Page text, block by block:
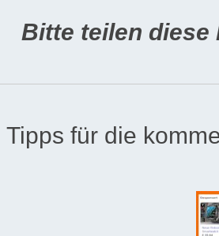
Bitte teilen diese
Tipps für die